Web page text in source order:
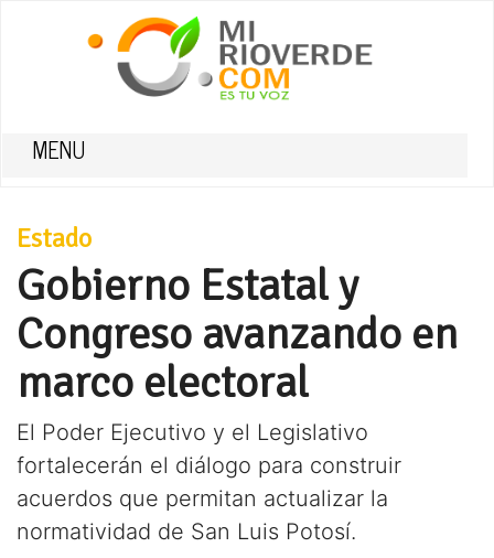
MENU
Estado
Gobierno Estatal y
Congreso avanzando en
marco electoral
El Poder Ejecutivo y el Legislativo
fortalecerán el diálogo para construir
acuerdos que permitan actualizar la
normatividad de San Luis Potosí.